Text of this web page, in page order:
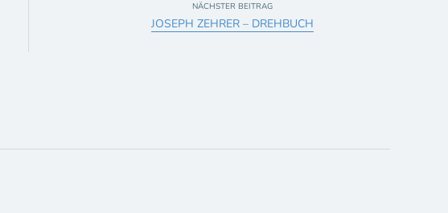
NÄCHSTER BEITRAG
JOSEPH ZEHRER – DREHBUCH